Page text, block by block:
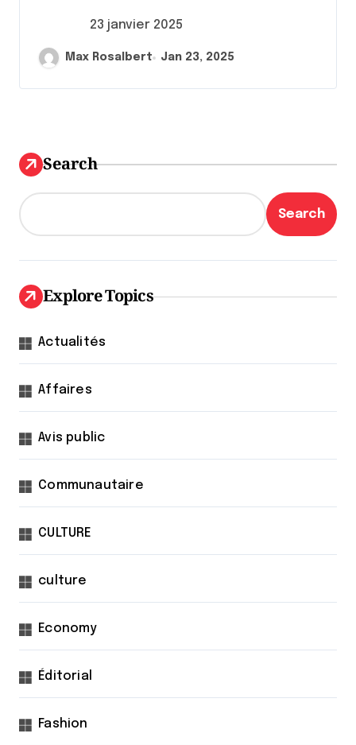
23 janvier 2025
Max Rosalbert Jan 23, 2025
Search
Search
Explore Topics
Actualités
Affaires
Avis public
Communautaire
CULTURE
culture
Economy
Éditorial
Fashion